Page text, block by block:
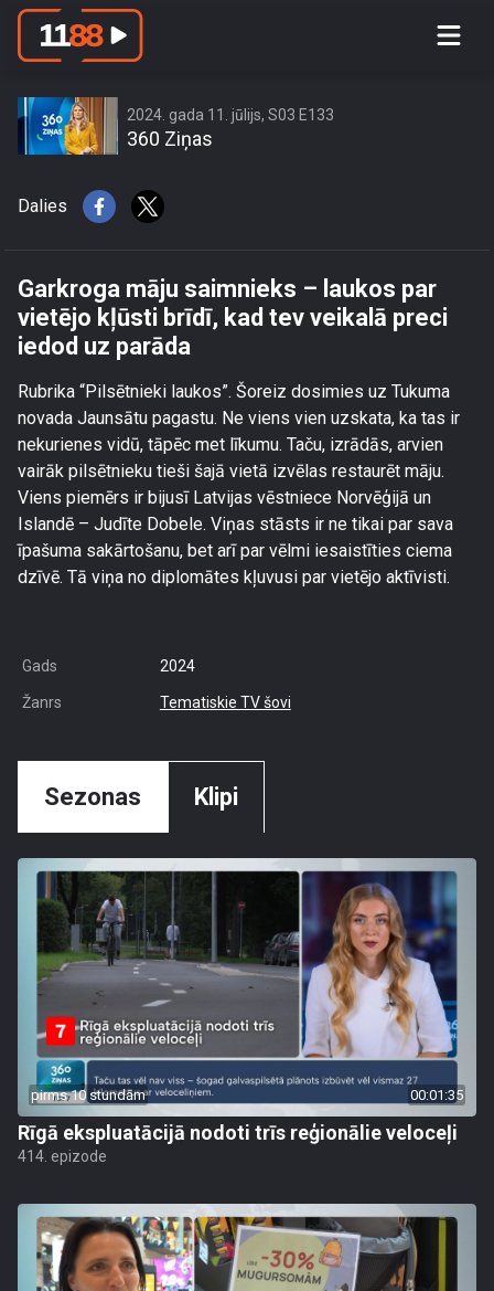
Garkroga māju saimnieks – laukos par
2024. gada 11. jūlijs, S03 E133
360 Ziņas
Dalies
Garkroga māju saimnieks – laukos par
vietējo kļūsti brīdī, kad tev veikalā preci
iedod uz parāda
Rubrika “Pilsētnieki laukos”. Šoreiz dosimies uz Tukuma
novada Jaunsātu pagastu. Ne viens vien uzskata, ka tas ir
nekurienes vidū, tāpēc met līkumu. Taču, izrādās, arvien
vairāk pilsētnieku tieši šajā vietā izvēlas restaurēt māju.
Viens piemērs ir bijusī Latvijas vēstniece Norvēģijā un
Islandē – Judīte Dobele. Viņas stāsts ir ne tikai par sava
īpašuma sakārtošanu, bet arī par vēlmi iesaistīties ciema
dzīvē. Tā viņa no diplomātes kļuvusi par vietējo aktīvisti.
Gads 2024
Žanrs Tematiskie TV šovi
Sezonas Klipi
pirms 10 stundām 00:01:35
Rīgā ekspluatācijā nodoti trīs reģionālie veloceļi
414. epizode